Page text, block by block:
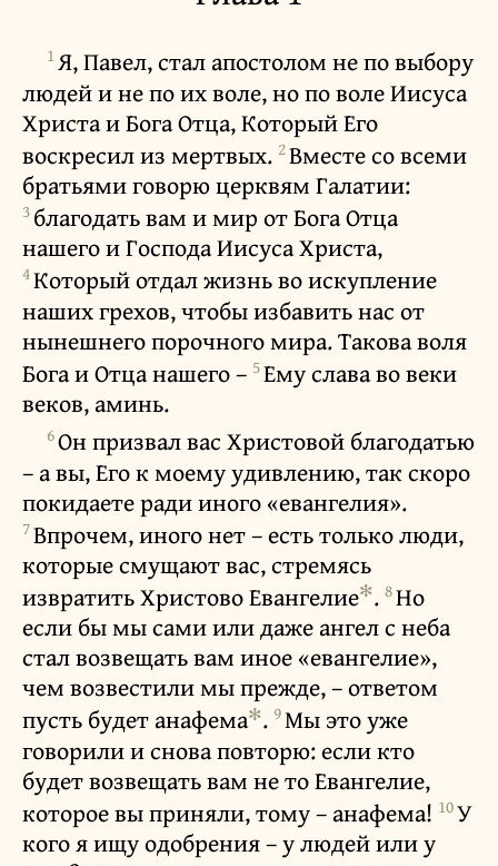
1Я, Павел, стал апостолом не по выбору
людей и не по их воле, но по воле Иисуса
Христа и Бога Отца, Который Его
воскресил из мертвых. 2Вместе со всеми
братьями говорю церквям Галатии:
3благодать вам и мир от Бога Отца
нашего и Господа Иисуса Христа,
4Который отдал жизнь во искупление
наших грехов, чтобы избавить нас от
нынешнего порочного мира. Такова воля
Бога и Отца нашего – 5Ему слава во веки
веков, аминь.
6Он призвал вас Христовой благодатью
– а вы, Его к моему удивлению, так скоро
покидаете ради иного «евангелия».
7Впрочем, иного нет – есть только люди,
которые смущают вас, стремясь
извратить Христово Евангелие✻. 8Но
если бы мы сами или даже ангел с неба
стал возвещать вам иное «евангелие»,
чем возвестили мы прежде, – ответом
пусть будет анафема✻. 9Мы это уже
говорили и снова повторю: если кто
будет возвещать вам не то Евангелие,
которое вы приняли, тому – анафема! 10У
кого я ищу одобрения – у людей или у